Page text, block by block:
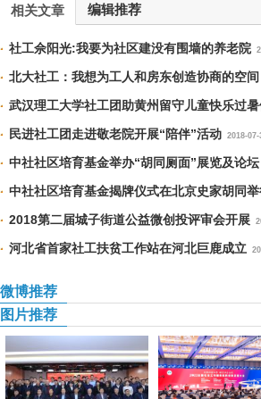
相关文章 编辑推荐
社工佘阳光:我要为社区建没有围墙的养老院
北大社工：我想为工人和房东创造协商的空间
武汉理工大学社工团助黄州留守儿童快乐过
民进社工团走进敬老院开展“陪伴”活动 2018-07-
中社社区培育基金举办“胡同厕面”展览及论坛
中社社区培育基金揭牌仪式在北京史家胡同
2018第二届城子街道公益微创投评审会开展
河北省首家社工扶贫工作站在河北巨鹿成立
微博推荐
图片推荐